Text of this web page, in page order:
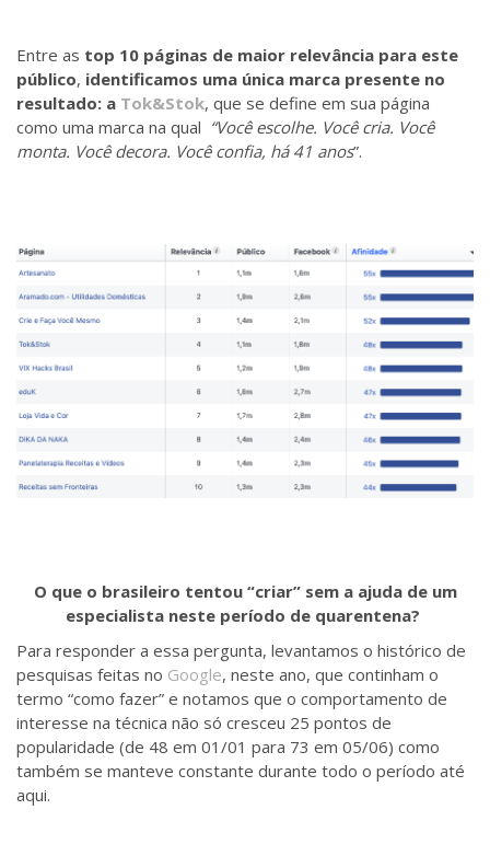
Entre as top 10 páginas de maior relevância para este
público, identificamos uma única marca presente no
resultado: a Tok&Stok, que se define em sua página
como uma marca na qual “Você escolhe. Você cria. Você
monta. Você decora. Você confia, há 41 anos”.
O que o brasileiro tentou “criar” sem a ajuda de um
especialista neste período de quarentena?
Para responder a essa pergunta, levantamos o histórico de
pesquisas feitas no Google, neste ano, que continham o
termo “como fazer” e notamos que o comportamento de
interesse na técnica não só cresceu 25 pontos de
popularidade (de 48 em 01/01 para 73 em 05/06) como
também se manteve constante durante todo o período até
aqui.